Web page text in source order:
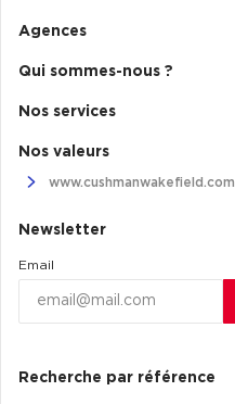
Agences
Qui sommes-nous ?
Nos services
Nos valeurs
www.cushmanwakefield.com
Newsletter
Email
Recherche par référence